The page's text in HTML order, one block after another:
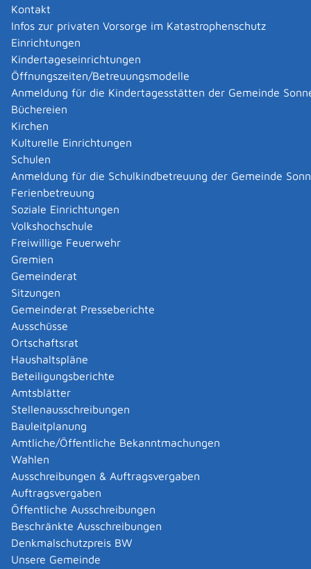
Kontakt
Infos zur privaten Vorsorge im Katastrophenschutz
Einrichtungen
Kindertageseinrichtungen
Öffnungszeiten/Betreuungsmodelle
Anmeldung für die Kindertagesstätten der Gemeinde
Büchereien
Kirchen
Kulturelle Einrichtungen
Schulen
Anmeldung für die Schulkindbetreuung der Gemeinde
Ferienbetreuung
Soziale Einrichtungen
Volkshochschule
Freiwillige Feuerwehr
Gremien
Gemeinderat
Sitzungen
Gemeinderat Presseberichte
Ausschüsse
Ortschaftsrat
Haushaltspläne
Beteiligungsberichte
Amtsblätter
Stellenausschreibungen
Bauleitplanung
Amtliche/Öffentliche Bekanntmachungen
Wahlen
Ausschreibungen & Auftragsvergaben
Auftragsvergaben
Öffentliche Ausschreibungen
Beschränkte Ausschreibungen
Denkmalschutzpreis BW
Unsere Gemeinde
Anlässe, bei denen Sie eine Meldebescheinigung
vorlegen müssen,
beispielsweise für:
Aufgebot beim Standesamt
Zulassungsstelle
Banken
Rentenversicherer.
Die Meldebescheinigung gibt Auskunft über Ihre im
Melderegister gespeicherten Daten wie beispielsweise
Familienname, Vornamen, Geburtsdatum, aktuelle
Anschriften.
Zuständige Stelle
die Meldebehörde Ihres Wohnorts
Meldebehörde ist
die Gemeinde-/Stadtverwaltung Ihres Wohnortes
oder
die Verwaltungsgemeinschaft oder die Gemeinde,
die die Aufgaben der Meldebehörde für Ihre
Wohnortgemeinde erfüllt.
Gemeinde Sonnenbühl
Leistungsdetails
Voraussetzungen
keine
Verfahrensablauf
Sie müssen die Meldebescheinigung bei der
zuständigen Stelle beantragen. Der Antrag ist an keine
bestimmte Form gebunden. Sie können ihn daher